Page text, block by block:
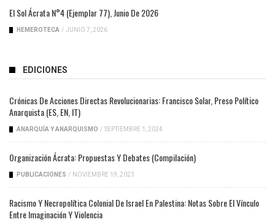
El Sol Ácrata N°4 (ejemplar 77), Junio De 2026
HEMEROTECA / JUNIO 7, 2026
EDICIONES
Crónicas De Acciones Directas Revolucionarias: Francisco Solar, Preso Político
Anarquista (ES, EN, IT)
ANARQUÍA Y ANARQUISMO / SEPTIEMBRE 1, 2024
Organización Ácrata: Propuestas Y Debates (compilación)
PUBLICACIONES / NOVIEMBRE 19, 2023
Racismo Y Necropolítica Colonial De Israel En Palestina: Notas Sobre El Vínculo
Entre Imaginación Y Violencia